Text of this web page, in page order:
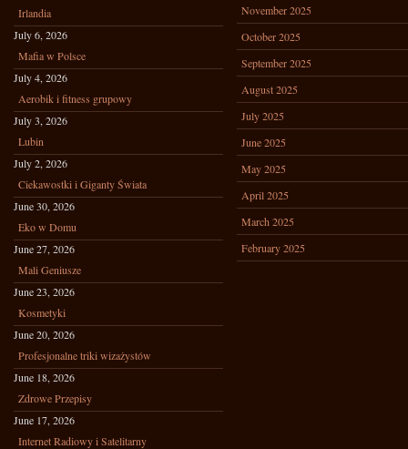
Irlandia
July 6, 2026
Mafia w Polsce
July 4, 2026
Aerobik i fitness grupowy
July 3, 2026
Lubin
July 2, 2026
Ciekawostki i Giganty Świata
June 30, 2026
Eko w Domu
June 27, 2026
Mali Geniusze
June 23, 2026
Kosmetyki
June 20, 2026
Profesjonalne triki wizażystów
June 18, 2026
Zdrowe Przepisy
June 17, 2026
Internet Radiowy i Satelitarny
November 2025
October 2025
September 2025
August 2025
July 2025
June 2025
May 2025
April 2025
March 2025
February 2025